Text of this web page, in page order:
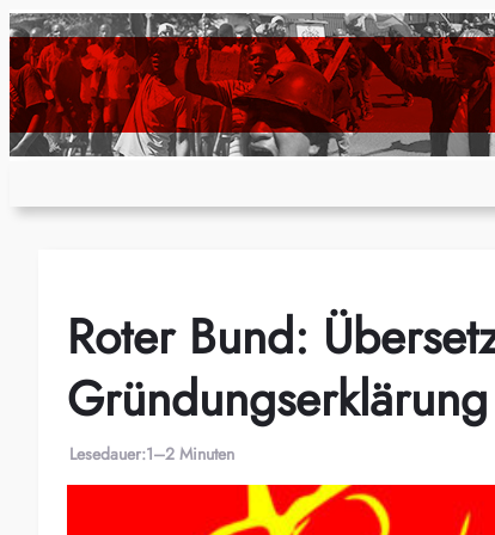
Zum
Inhalt
springen
Roter Bund:
Lesedauer:1–2 Minuten